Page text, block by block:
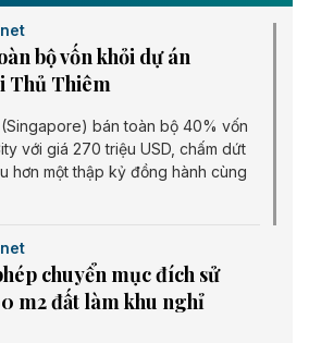
bộ vốn khỏi dự án
Thủ Thiêm
bán toàn bộ 40% vốn
với giá 270 triệu USD, chấm dứt
hơn một thập kỷ đồng hành cùng
chuyển mục đích sử
m2 đất làm khu nghỉ